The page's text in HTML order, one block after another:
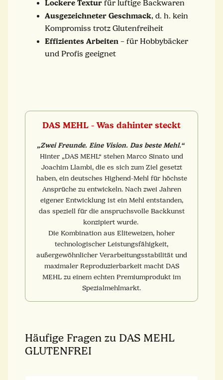
Lockere Textur für luftige Backwaren
Ausgezeichneter Geschmack, d. h. kein
Kompromiss trotz Glutenfreiheit
Effizientes Arbeiten – für Hobbybäcker
und Profis geeignet
DAS MEHL - Was dahinter steckt
„Zwei Freunde. Eine Vision. Das beste Mehl.“
Hinter „DAS MEHL“ stehen Marco Sinato und
Joachim Llambi, die es sich zum Ziel gesetzt
haben, ein deutsches Highend-Mehl für höchste
Ansprüche zu entwickeln. Nach zwei Jahren
eigener Entwicklung ist ein Mehl entstanden,
das speziell für die anspruchsvolle Backkunst
konzipiert wurde.
Die Kombination aus Eliteweizen, hoher
technologischer Leistungsfähigkeit,
außergewöhnlicher Verarbeitungsstabilität und
maximaler Reproduzierbarkeit macht DAS
MEHL zu einem echten Premiumprodukt im
Spezialmehlmarkt.
Häufige Fragen zu DAS MEHL
GLUTENFREI